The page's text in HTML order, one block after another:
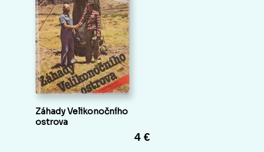
Záhady Velikonočního
ostrova
4 €